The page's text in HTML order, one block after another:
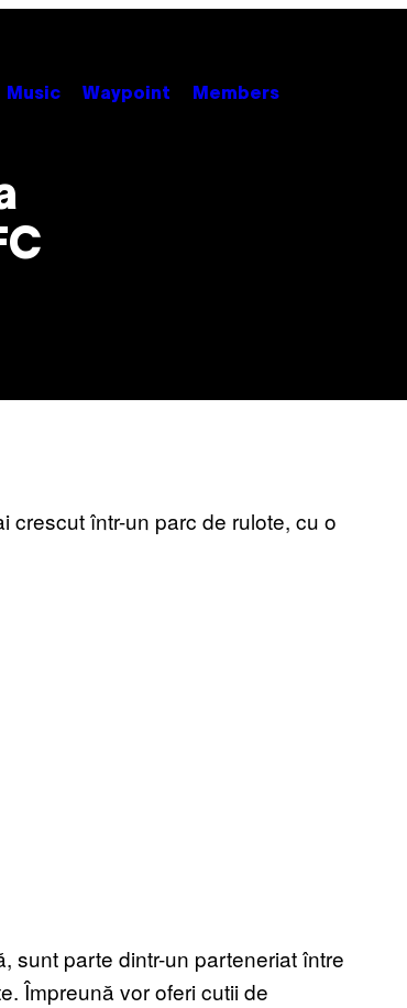
Music Waypoint Members
crescut într-un parc de rulote, cu o
sunt parte dintr-un parteneriat între
Împreună vor oferi cutii de